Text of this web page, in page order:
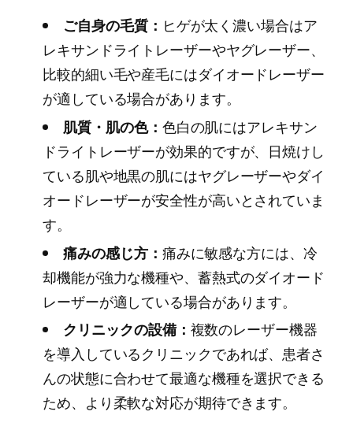
ご自身の毛質： ヒゲが太く濃い場合はア
レキサンドライトレーザーやヤグレーザー、
比較的細い毛や産毛にはダイオードレーザー
が適している場合があります。
肌質・肌の色： 色白の肌にはアレキサン
ドライトレーザーが効果的ですが、日焼けし
ている肌や地黒の肌にはヤグレーザーやダイ
オードレーザーが安全性が高いとされていま
す。
痛みの感じ方： 痛みに敏感な方には、冷
却機能が強力な機種や、蓄熱式のダイオード
レーザーが適している場合があります。
クリニックの設備： 複数のレーザー機器
を導入しているクリニックであれば、患者さ
んの状態に合わせて最適な機種を選択できる
ため、より柔軟な対応が期待できます。